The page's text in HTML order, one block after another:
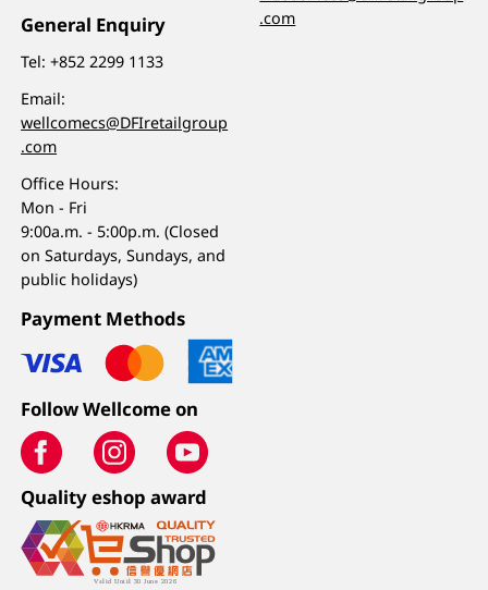
General Enquiry
Tel:+852 2299 1133
Email:
wellcomecs@DFIretailgroup
.com
Office Hours:
Mon - Fri
9:00a.m. - 5:00p.m. (Closed
on Saturdays, Sundays, and
public holidays)
.com
Payment Methods
Follow Wellcome on
Quality eshop award